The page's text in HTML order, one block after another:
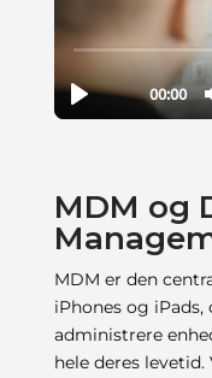
MDM og
MDM er den
iPhones og
administrere
hele deres